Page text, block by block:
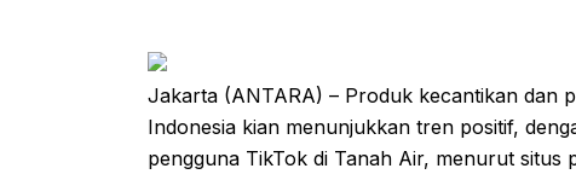
Jakarta (ANTARA) – Produk kecantikan dan
Indonesia kian menunjukkan tren positif,
pengguna TikTok di Tanah Air, menurut situs